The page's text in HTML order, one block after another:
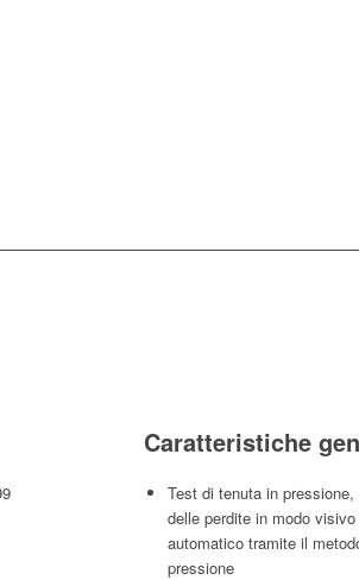
Caratteristiche
Test di tenuta in
delle perdite in modo
automatico tramite il
pressione